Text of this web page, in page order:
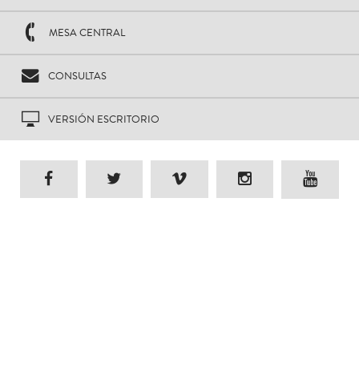
MESA CENTRAL
CONSULTAS
VERSIÓN ESCRITORIO